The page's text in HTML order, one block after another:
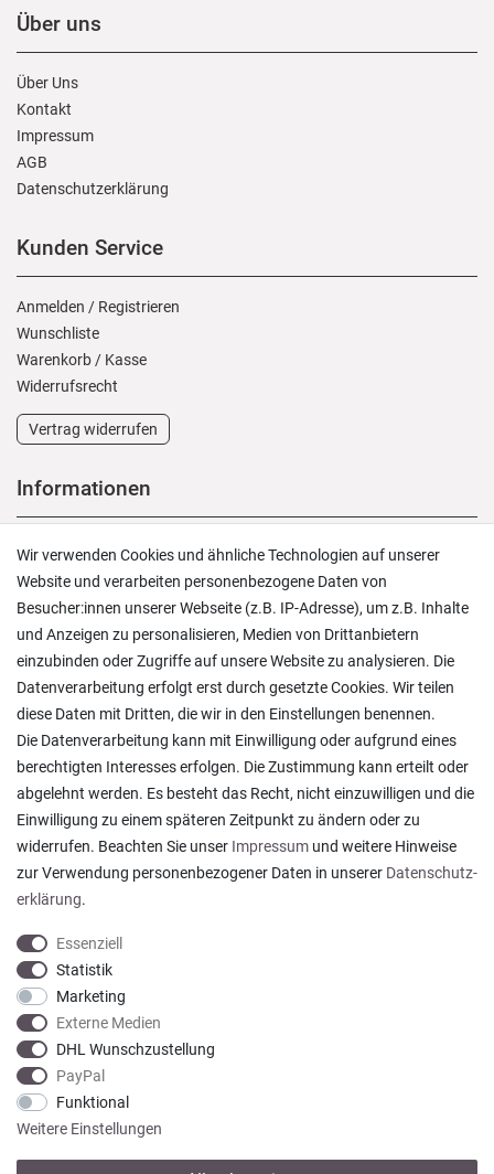
Über uns
Über Uns
Kontakt
Impressum
AGB
Daten­schutz­erklärung
Kunden Service
Anmelden / Registrieren
Wunschliste
Warenkorb / Kasse
Widerrufs­recht
Vertrag widerrufen
Informationen
Versand und Zahlung
Rücksendungen
Lieferung in die Schweiz
Pflegesymbole
Lagerverkauf
Ratgeber & News
Alles wie beschrieben , sehr gute Qualität
Rainer T., Rheine
Datum der Veröffentlichung: 06.08.2026
Datum der Kauferfahrung: 27.07.2026
922 Bewertungen
Wir verwenden Cookies und ähnliche Technologien auf unserer
Website und verarbeiten personenbezogene Daten von
Besucher:innen unserer Webseite (z.B. IP-Adresse), um z.B. Inhalte
und Anzeigen zu personalisieren, Medien von Drittanbietern
einzubinden oder Zugriffe auf unsere Website zu analysieren. Die
Datenverarbeitung erfolgt erst durch gesetzte Cookies. Wir teilen
diese Daten mit Dritten, die wir in den Einstellungen benennen.
Die Datenverarbeitung kann mit Einwilligung oder aufgrund eines
berechtigten Interesses erfolgen. Die Zustimmung kann erteilt oder
abgelehnt werden. Es besteht das Recht, nicht einzuwilligen und die
Einwilligung zu einem späteren Zeitpunkt zu ändern oder zu
widerrufen. Beachten Sie unser Impressum und weitere Hinweise
zur Verwendung personenbezogener Daten in unserer Daten­schutz­
erklärung.
Essenziell
Statistik
Marketing
Externe Medien
DHL Wunschzustellung
PayPal
Funktional
Weitere Einstellungen